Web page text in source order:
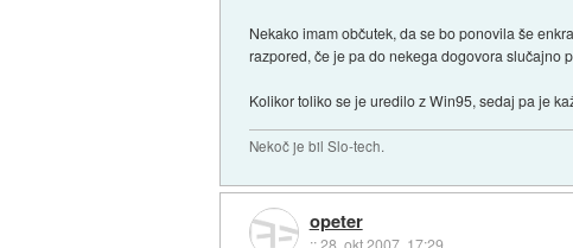
Nekako imam občutek, da se bo ponovila še
razpored, če je pa do nekega dogovora slučajno
Kolikor toliko se je uredilo z Win95, sedaj pa je
Nekoč je bil Slo-tech.
opeter
::28. okt 2007, 17:29